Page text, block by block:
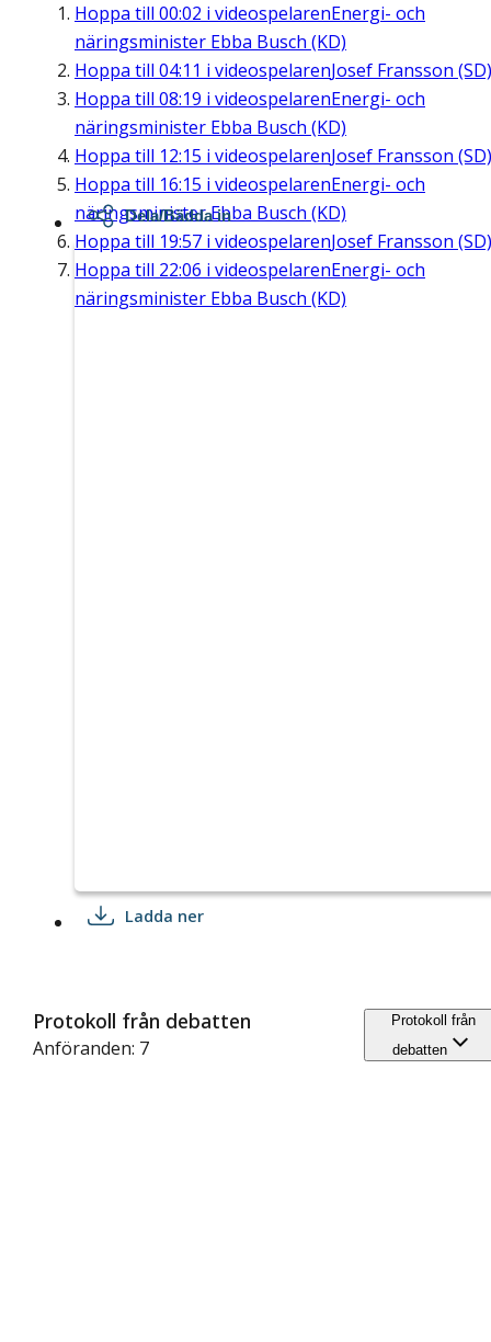
Hoppa till 00:02 i videospelarenEnergi- och
näringsminister Ebba Busch (KD)
Hoppa till 04:11 i videospelarenJosef Fransson (SD)
Hoppa till 08:19 i videospelarenEnergi- och
näringsminister Ebba Busch (KD)
Hoppa till 12:15 i videospelarenJosef Fransson (SD)
Hoppa till 16:15 i videospelarenEnergi- och
näringsminister Ebba Busch (KD)
Hoppa till 19:57 i videospelarenJosef Fransson (SD)
Hoppa till 22:06 i videospelarenEnergi- och
näringsminister Ebba Busch (KD)
Dela/Bädda in
Ladda ner
Protokoll från debatten
Anföranden: 7
Protokoll från
debatten